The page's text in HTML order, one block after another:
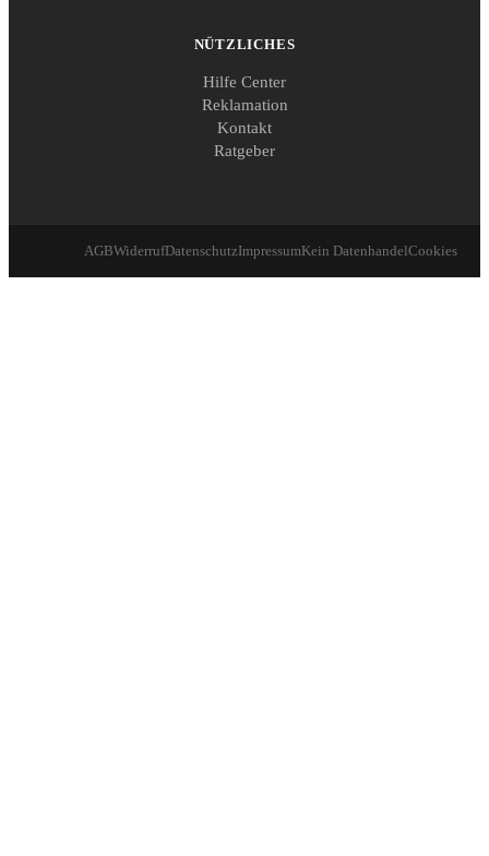
NÜTZLICHES
Hilfe Center
Reklamation
Kontakt
Ratgeber
AGBWiderrufDatenschutzImpressumKein DatenhandelCookies